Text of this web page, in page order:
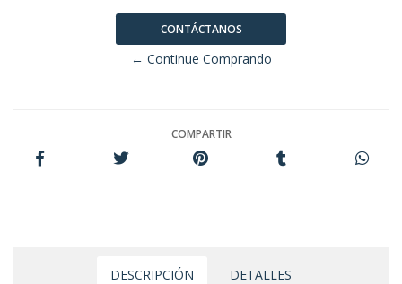
CONTÁCTANOS
← Continue Comprando
COMPARTIR
DESCRIPCIÓN DETALLES